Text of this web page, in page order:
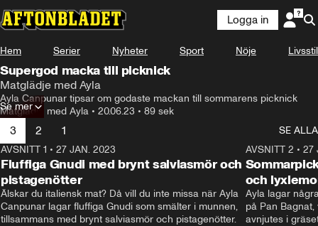
Logga in
Hem Serier Nyheter Sport Nöje Livsstil
Supergod macka till picknick
Matglädje med Ayla
Ayla Canpunar tipsar om godaste mackan till sommarens picknick
Matglädje med Ayla • 20.06.23 • 89 sek
Se mer
3 2 1
SE ALLA
AVSNITT 1 • 27 JAN. 2023
Fluffiga Gnudi med brynt salviasmör och
pistagenötter
Älskar du italiensk mat? Då vill du inte missa när Ayla
Canpunar lagar fluffiga Gnudi som smälter i munnen,
tillsammans med brynt salviasmör och pistagenötter.
AVSNITT 2 • 27
och
Ayla lagar
på Pan
avnjutes i